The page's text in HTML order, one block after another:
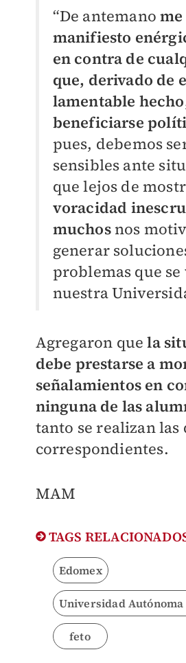
“De antemanome
manifiesto
en contra de
que, derivado de
lamentable
beneficiarse
pues, debemos
sensibles ante
que lejos de
voracidad
muchosnos
generar
problemas que
nuestra
Agregaron que la
debe prestarse a
señalamientos en
ninguna de las
tanto se realizan
correspondientes.
MAM
TAGS
Edomex
Universidad Autónoma
feto